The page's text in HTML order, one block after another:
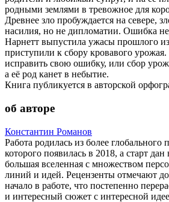
родными землями в тревожное для
Древнее зло пробуждается на севере,
насилия, но не дипломатии. Ошибка
Нарнетт выпустила ужасы прошлого
приступили к сбору кровавого
исправить свою ошибку, или сбор
а её род канет в небытие.
Книга публикуется в авторской
об авторе
Константин Романов
Работа родилась из более глобального
которого появилась в 2018, а старт
большая вселенная с множеством
линий и идей. Рецензенты отмечают
начало в работе, что постепенно
и интересный сюжет с интересной